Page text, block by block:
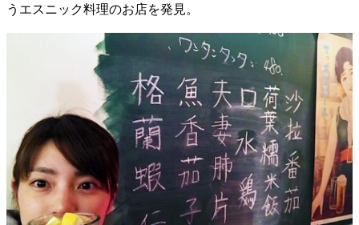
うエスニック料理のお店を発見。